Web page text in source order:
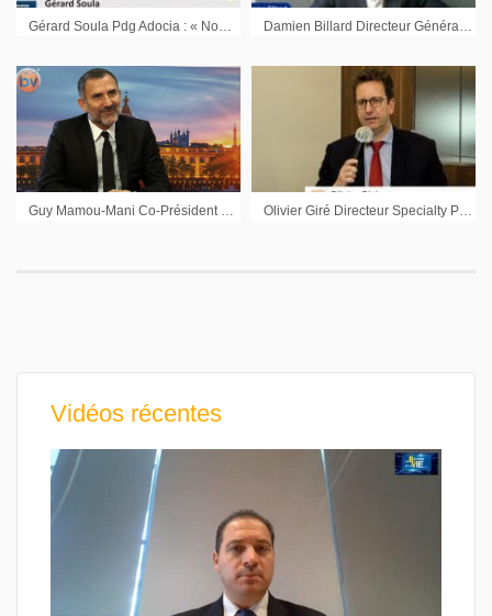
Gérard Soula Pdg Adocia : « Nous sommes toujours activement à la recherche de partenaires » Damien Billard Directeur Général Délégué LNA Santé : « La situation financière est très saine »
Vidéos récentes